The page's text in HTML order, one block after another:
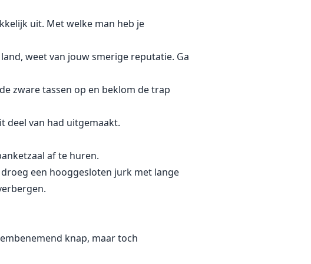
uit. Met welke man heb je
weet van jouw smerige reputatie. Ga
zware tassen op en beklom de trap
deel van had uitgemaakt.
af te huren.
een hooggesloten jurk met lange
knap, maar toch